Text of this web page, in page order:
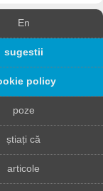
En
sugestii
policy
poze
știați că
articole